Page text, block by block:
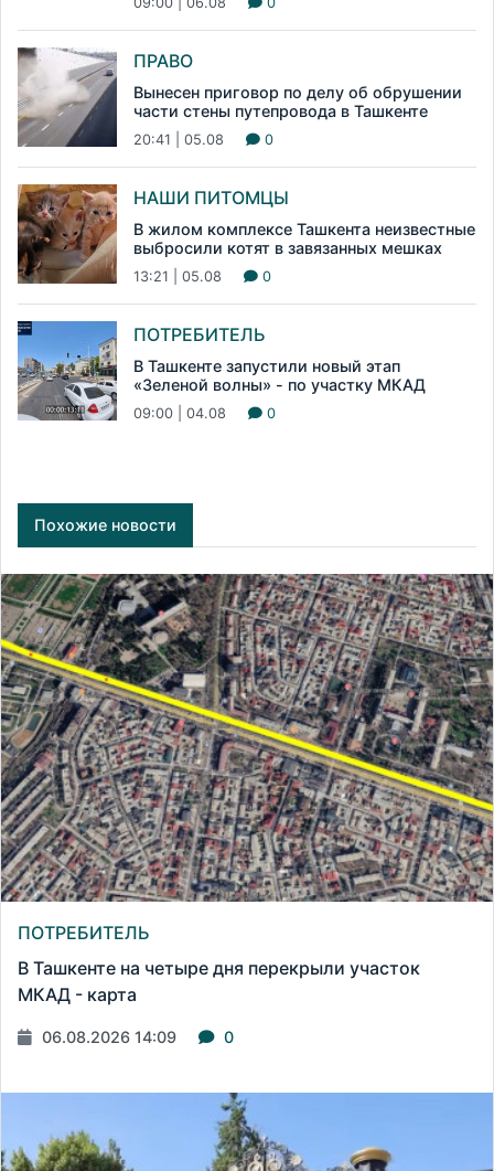
ПРАВО
Вынесен приговор по делу об обрушении
части стены путепровода в Ташкенте
20:41 | 05.08 0
НАШИ ПИТОМЦЫ
В жилом комплексе Ташкента неизвестные
выбросили котят в завязанных мешках
13:21 | 05.08 0
ПОТРЕБИТЕЛЬ
В Ташкенте запустили новый этап
«Зеленой волны» - по участку МКАД
09:00 | 04.08 0
Похожие новости
ПОТРЕБИТЕЛЬ
В Ташкенте на четыре дня перекрыли участок
МКАД - карта
06.08.2026 14:09 0